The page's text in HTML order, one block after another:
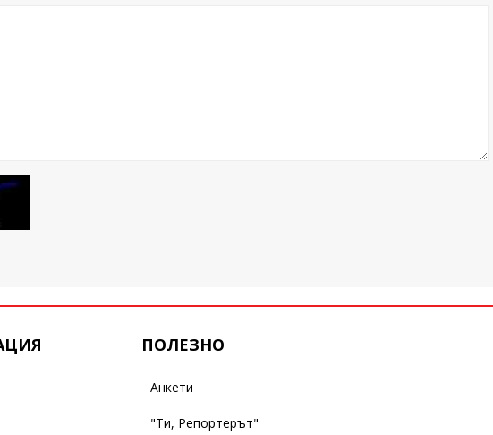
ПОЛЕЗНО
Анкети
"Ти, Репортерът"